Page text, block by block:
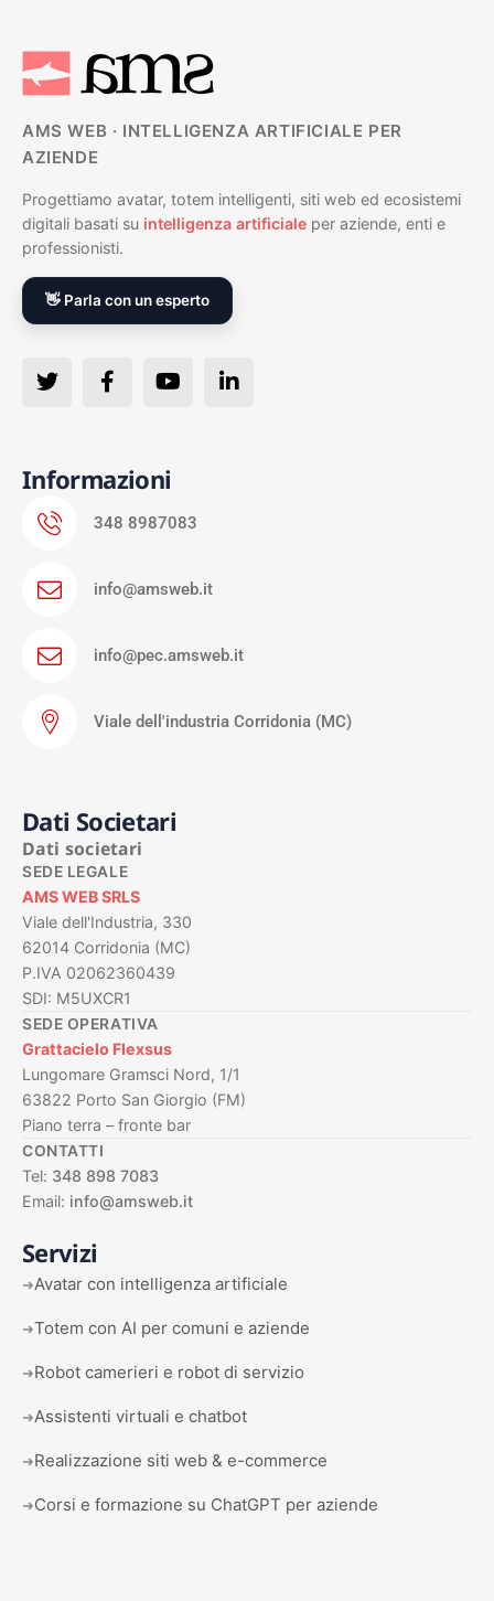
AMS WEB · INTELLIGENZA ARTIFICIALE PER
AZIENDE
Progettiamo avatar, totem intelligenti, siti web ed ecosistemi
digitali basati su intelligenza artificiale per aziende, enti e
professionisti.
👋 Parla con un esperto
Informazioni
348 8987083
info@amsweb.it
info@pec.amsweb.it
Viale dell'industria Corridonia (MC)
Dati Societari
Dati societari
SEDE LEGALE
AMS WEB SRLS
Viale dell'Industria, 330
62014 Corridonia (MC)
P.IVA 02062360439
SDI: M5UXCR1
SEDE OPERATIVA
Grattacielo Flexsus
Lungomare Gramsci Nord, 1/1
63822 Porto San Giorgio (FM)
Piano terra – fronte bar
CONTATTI
Tel: 348 898 7083
Email: info@amsweb.it
Servizi
➜Avatar con intelligenza artificiale
➜Totem con AI per comuni e aziende
➜Robot camerieri e robot di servizio
➜Assistenti virtuali e chatbot
➜Realizzazione siti web & e-commerce
➜Corsi e formazione su ChatGPT per aziende